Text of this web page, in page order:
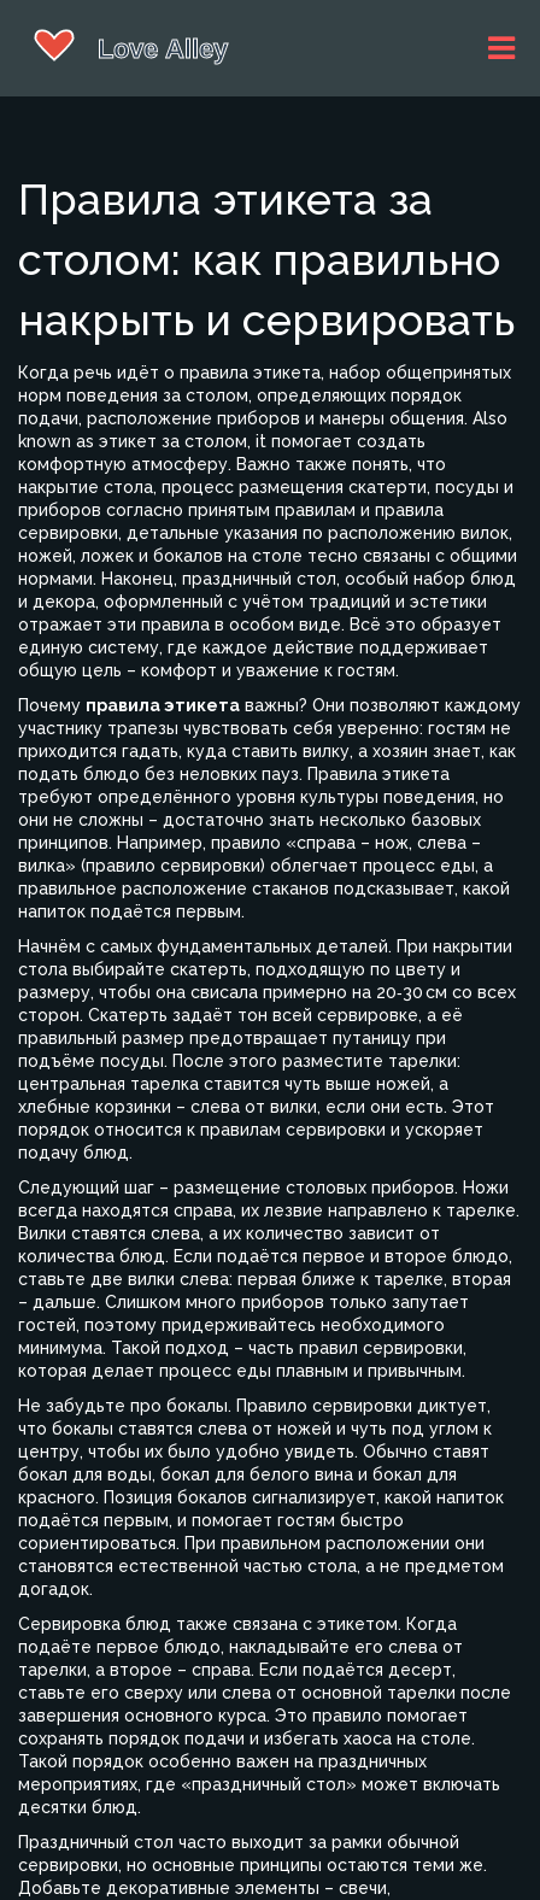
Правила этикета за
столом: как правильно
накрыть и сервировать
Когда речь идёт о правила этикета, набор общепринятых
норм поведения за столом, определяющих порядок
подачи, расположение приборов и манеры общения. Also
known as этикет за столом, it помогает создать
комфортную атмосферу. Важно также понять, что
накрытие стола, процесс размещения скатерти, посуды и
приборов согласно принятым правилам и правила
сервировки, детальные указания по расположению вилок,
ножей, ложек и бокалов на столе тесно связаны с общими
нормами. Наконец, праздничный стол, особый набор блюд
и декора, оформленный с учётом традиций и эстетики
отражает эти правила в особом виде. Всё это образует
единую систему, где каждое действие поддерживает
общую цель – комфорт и уважение к гостям.
Почему правила этикета важны? Они позволяют каждому
участнику трапезы чувствовать себя уверенно: гостям не
приходится гадать, куда ставить вилку, а хозяин знает, как
подать блюдо без неловких пауз. Правила этикета
требуют определённого уровня культуры поведения, но
они не сложны – достаточно знать несколько базовых
принципов. Например, правило «справа – нож, слева –
вилка» (правило сервировки) облегчает процесс еды, а
правильное расположение стаканов подсказывает, какой
напиток подаётся первым.
Начнём с самых фундаментальных деталей. При накрытии
стола выбирайте скатерть, подходящую по цвету и
размеру, чтобы она свисала примерно на 20‑30 см со всех
сторон. Скатерть задаёт тон всей сервировке, а её
правильный размер предотвращает путаницу при
подъёме посуды. После этого разместите тарелки:
центральная тарелка ставится чуть выше ножей, а
хлебные корзинки – слева от вилки, если они есть. Этот
порядок относится к правилам сервировки и ускоряет
подачу блюд.
Следующий шаг – размещение столовых приборов. Ножи
всегда находятся справа, их лезвие направлено к тарелке.
Вилки ставятся слева, а их количество зависит от
количества блюд. Если подаётся первое и второе блюдо,
ставьте две вилки слева: первая ближе к тарелке, вторая
– дальше. Слишком много приборов только запутает
гостей, поэтому придерживайтесь необходимого
минимума. Такой подход – часть правил сервировки,
которая делает процесс еды плавным и привычным.
Не забудьте про бокалы. Правило сервировки диктует,
что бокалы ставятся слева от ножей и чуть под углом к
центру, чтобы их было удобно увидеть. Обычно ставят
бокал для воды, бокал для белого вина и бокал для
красного. Позиция бокалов сигнализирует, какой напиток
подаётся первым, и помогает гостям быстро
сориентироваться. При правильном расположении они
становятся естественной частью стола, а не предметом
догадок.
Сервировка блюд также связана с этикетом. Когда
подаёте первое блюдо, накладывайте его слева от
тарелки, а второе – справа. Если подаётся десерт,
ставьте его сверху или слева от основной тарелки после
завершения основного курса. Это правило помогает
сохранять порядок подачи и избегать хаоса на столе.
Такой порядок особенно важен на праздничных
мероприятиях, где «праздничный стол» может включать
десятки блюд.
Праздничный стол часто выходит за рамки обычной
сервировки, но основные принципы остаются теми же.
Добавьте декоративные элементы – свечи,